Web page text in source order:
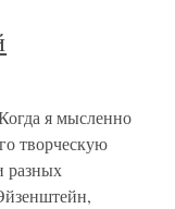
я мысленно
творческую
разных